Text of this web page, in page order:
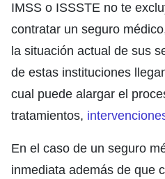
IMSS o ISSSTE no te
contratar un seguro
la situación actual de sus
de estas instituciones
cual puede alargar el
tratamientos,
En el caso de un seguro
inmediata además de que